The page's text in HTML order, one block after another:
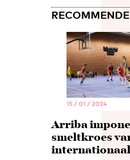
15 / 01 / 2024
Arriba
smeltkroes